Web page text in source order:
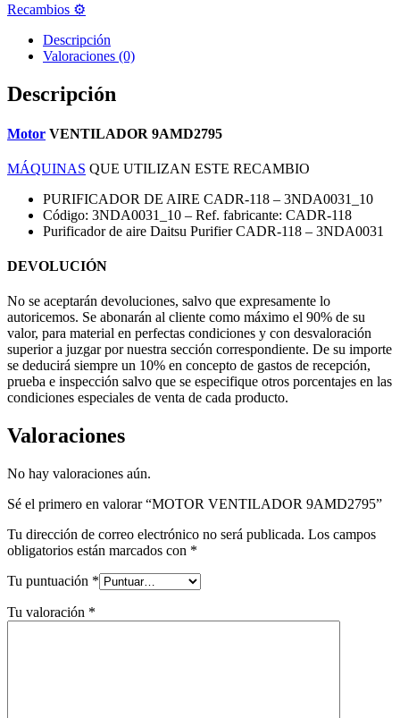
Recambios ⚙️
Descripción
Valoraciones (0)
Descripción
Motor VENTILADOR 9AMD2795
MÁQUINAS QUE UTILIZAN ESTE RECAMBIO
PURIFICADOR DE AIRE CADR-118 – 3NDA0031_10
Código: 3NDA0031_10 – Ref. fabricante: CADR-118
Purificador de aire Daitsu Purifier CADR-118 – 3NDA0031
DEVOLUCIÓN
No se aceptarán devoluciones, salvo que expresamente lo
autoricemos. Se abonarán al cliente como máximo el 90% de su
valor, para material en perfectas condiciones y con desvaloración
superior a juzgar por nuestra sección correspondiente. De su importe
se deducirá siempre un 10% en concepto de gastos de recepción,
prueba e inspección salvo que se especifique otros porcentajes en las
condiciones especiales de venta de cada producto.
Valoraciones
No hay valoraciones aún.
Sé el primero en valorar “MOTOR VENTILADOR 9AMD2795”
Tu dirección de correo electrónico no será publicada. Los campos
obligatorios están marcados con *
Tu puntuación *
Tu valoración *